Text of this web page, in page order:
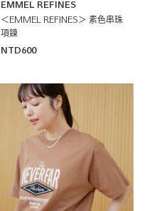
EMMEL REFINES
＜EMMEL REFINES＞ 素色串珠
項鍊
NTD600